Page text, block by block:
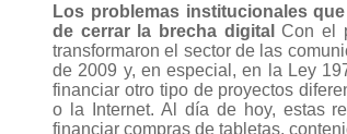
Los problemas institucionales
de cerrar la brecha digital Con el
transformaron el sector de las
de 2009 y, en especial, en la Ley
financiar otro tipo de proyectos
o la Internet. Al día de hoy, estas
financiar compras de tabletas,